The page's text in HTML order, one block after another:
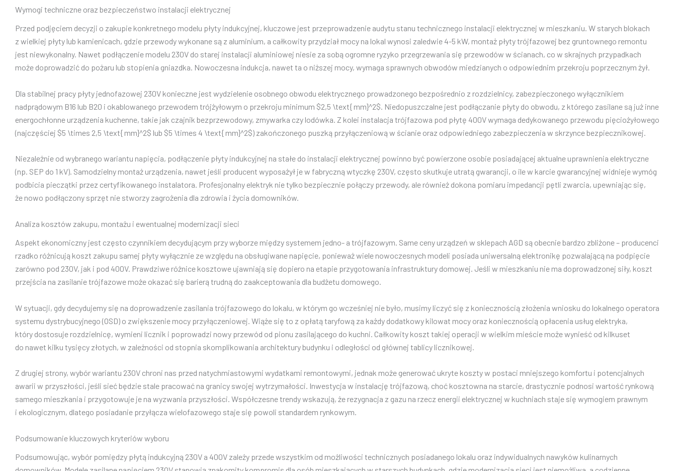
Wymogi techniczne oraz bezpieczeństwo instalacji elektrycznej
Przed podjęciem decyzji o zakupie konkretnego modelu płyty indukcyjnej, kluczowe jest przeprowadzenie audytu stanu technicznego instalacji elektrycznej w mieszkaniu. W starych blokach
z wielkiej płyty lub kamienicach, gdzie przewody wykonane są z aluminium, a całkowity przydział mocy na lokal wynosi zaledwie 4-5 kW, montaż płyty trójfazowej bez gruntownego remontu
jest niewykonalny. Nawet podłączenie modelu 230V do starej instalacji aluminiowej niesie za sobą ogromne ryzyko przegrzewania się przewodów w ścianach, co w skrajnych przypadkach
może doprowadzić do pożaru lub stopienia gniazdka. Nowoczesna indukcja, nawet ta o niższej mocy, wymaga sprawnych obwodów miedzianych o odpowiednim przekroju poprzecznym żył.
Dla stabilnej pracy płyty jednofazowej 230V konieczne jest wydzielenie osobnego obwodu elektrycznego prowadzonego bezpośrednio z rozdzielnicy, zabezpieczonego wyłącznikiem
nadprądowym B16 lub B20 i okablowanego przewodem trójżyłowym o przekroju minimum $2,5 \text{ mm}^2$. Niedopuszczalne jest podłączanie płyty do obwodu, z którego zasilane są już inne
energochłonne urządzenia kuchenne, takie jak czajnik bezprzewodowy, zmywarka czy lodówka. Z kolei instalacja trójfazowa pod płytę 400V wymaga dedykowanego przewodu pięciożyłowego
(najczęściej $5 \times 2,5 \text{ mm}^2$ lub $5 \times 4 \text{ mm}^2$) zakończonego puszką przyłączeniową w ścianie oraz odpowiedniego zabezpieczenia w skrzynce bezpiecznikowej.
Niezależnie od wybranego wariantu napięcia, podłączenie płyty indukcyjnej na stałe do instalacji elektrycznej powinno być powierzone osobie posiadającej aktualne uprawnienia elektryczne
(np. SEP do 1 kV). Samodzielny montaż urządzenia, nawet jeśli producent wyposażył je w fabryczną wtyczkę 230V, często skutkuje utratą gwarancji, o ile w karcie gwarancyjnej widnieje wymóg
podbicia pieczątki przez certyfikowanego instalatora. Profesjonalny elektryk nie tylko bezpiecznie połączy przewody, ale również dokona pomiaru impedancji pętli zwarcia, upewniając się,
że nowo podłączony sprzęt nie stworzy zagrożenia dla zdrowia i życia domowników.
Analiza kosztów zakupu, montażu i ewentualnej modernizacji sieci
Aspekt ekonomiczny jest często czynnikiem decydującym przy wyborze między systemem jedno- a trójfazowym. Same ceny urządzeń w sklepach AGD są obecnie bardzo zbliżone – producenci
rzadko różnicują koszt zakupu samej płyty wyłącznie ze względu na obsługiwane napięcie, ponieważ wiele nowoczesnych modeli posiada uniwersalną elektronikę pozwalającą na podpięcie
zarówno pod 230V, jak i pod 400V. Prawdziwe różnice kosztowe ujawniają się dopiero na etapie przygotowania infrastruktury domowej. Jeśli w mieszkaniu nie ma doprowadzonej siły, koszt
przejścia na zasilanie trójfazowe może okazać się barierą trudną do zaakceptowania dla budżetu domowego.
W sytuacji, gdy decydujemy się na doprowadzenie zasilania trójfazowego do lokalu, w którym go wcześniej nie było, musimy liczyć się z koniecznością złożenia wniosku do lokalnego operatora
systemu dystrybucyjnego (OSD) o zwiększenie mocy przyłączeniowej. Wiąże się to z opłatą taryfową za każdy dodatkowy kilowat mocy oraz koniecznością opłacenia usług elektryka,
który dostosuje rozdzielnicę, wymieni licznik i poprowadzi nowy przewód od pionu zasilającego do kuchni. Całkowity koszt takiej operacji w wielkim mieście może wynieść od kilkuset
do nawet kilku tysięcy złotych, w zależności od stopnia skomplikowania architektury budynku i odległości od głównej tablicy licznikowej.
Z drugiej strony, wybór wariantu 230V chroni nas przed natychmiastowymi wydatkami remontowymi, jednak może generować ukryte koszty w postaci mniejszego komfortu i potencjalnych
awarii w przyszłości, jeśli sieć będzie stale pracować na granicy swojej wytrzymałości. Inwestycja w instalację trójfazową, choć kosztowna na starcie, drastycznie podnosi wartość rynkową
samego mieszkania i przygotowuje je na wyzwania przyszłości. Współczesne trendy wskazują, że rezygnacja z gazu na rzecz energii elektrycznej w kuchniach staje się wymogiem prawnym
i ekologicznym, dlatego posiadanie przyłącza wielofazowego staje się powoli standardem rynkowym.
Podsumowanie kluczowych kryteriów wyboru
Podsumowując, wybór pomiędzy płytą indukcyjną 230V a 400V zależy przede wszystkim od możliwości technicznych posiadanego lokalu oraz indywidualnych nawyków kulinarnych